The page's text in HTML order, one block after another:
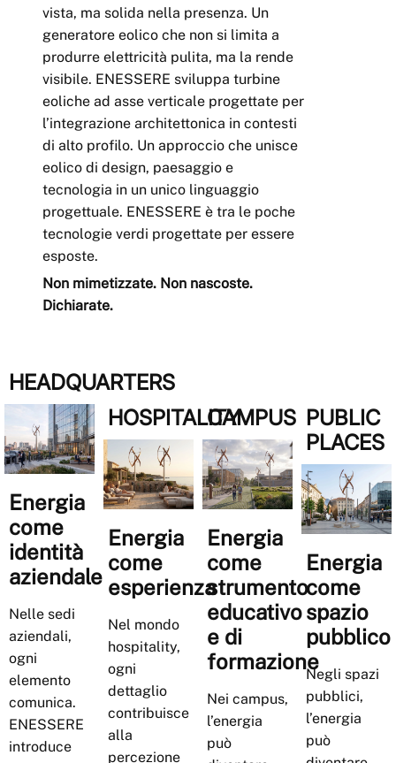
vista, ma solida nella presenza. Un
generatore eolico che non si limita a
produrre elettricità pulita, ma la rende
visibile. ENESSERE sviluppa turbine
eoliche ad asse verticale progettate per
l’integrazione architettonica in contesti
di alto profilo. Un approccio che unisce
eolico di design, paesaggio e
tecnologia in un unico linguaggio
progettuale. ENESSERE è tra le poche
tecnologie verdi progettate per essere
esposte.
Non mimetizzate. Non nascoste.
Dichiarate.
HEADQUARTERS
Energia
come
identità
aziendale
Nelle sedi
aziendali,
ogni
elemento
comunica.
ENESSERE
introduce
HOSPITALITY
Energia
come
esperienza
Nel mondo
hospitality,
ogni
dettaglio
contribuisce
alla
percezione
CAMPUS
Energia
come
strumento
educativo
e di
formazione
Nei campus,
l’energia
può
PUBLIC
PLACES
Energia
come
spazio
pubblico
Negli spazi
pubblici,
l’energia
può